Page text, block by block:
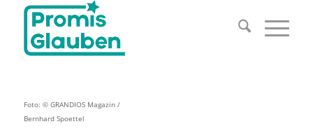
Foto: © GRANDIOS Magazin /
Bernhard Spoettel